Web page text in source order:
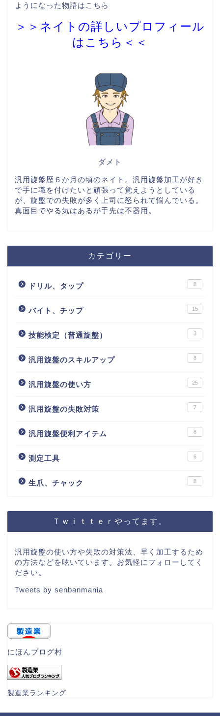
ようになった物語はこちら
＞＞ネイトの詳しいプロフィール
はこちら＜＜
ダメト
汎用旋盤歴６か月の頃のネイト。汎用旋盤加工が好き
で手に職を付けたいと頑張って覚えようとしている
が、旋盤での失敗が多く上司に怒られて悩んでいる。
真面目でやる気はあるが手先は不器用。
カテゴリー
ドリル、タップ 8
バイト、チップ 15
技能検定（普通旋盤） 3
汎用旋盤のスキルアップ 8
汎用旋盤の使い方 25
汎用旋盤の失敗対策 7
汎用旋盤便利アイテム 6
測定工具 6
生爪、チャック 8
Ｔｗｉｔｔｅｒやってます。
汎用旋盤の使い方や失敗の対策法、早く加工するため
の方法などを呟いています。お気軽にフォローしてく
ださい。
Tweets by senbanmania
にほんブログ村
製造業ランキング